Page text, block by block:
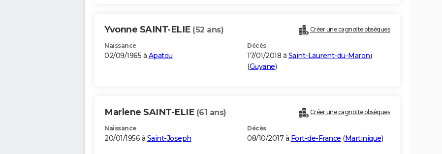
Yvonne SAINT-ELIE (52 ans) Créer une cagnotte obsèques
Naissance
02/09/1965 à Apatou
Décès
17/01/2018 à Saint-Laurent-du-Maroni
(Guyane)
Marlene SAINT-ELIE (61 ans) Créer une cagnotte obsèques
Naissance
20/01/1956 à Saint-Joseph
Décès
08/10/2017 à Fort-de-France (Martinique)